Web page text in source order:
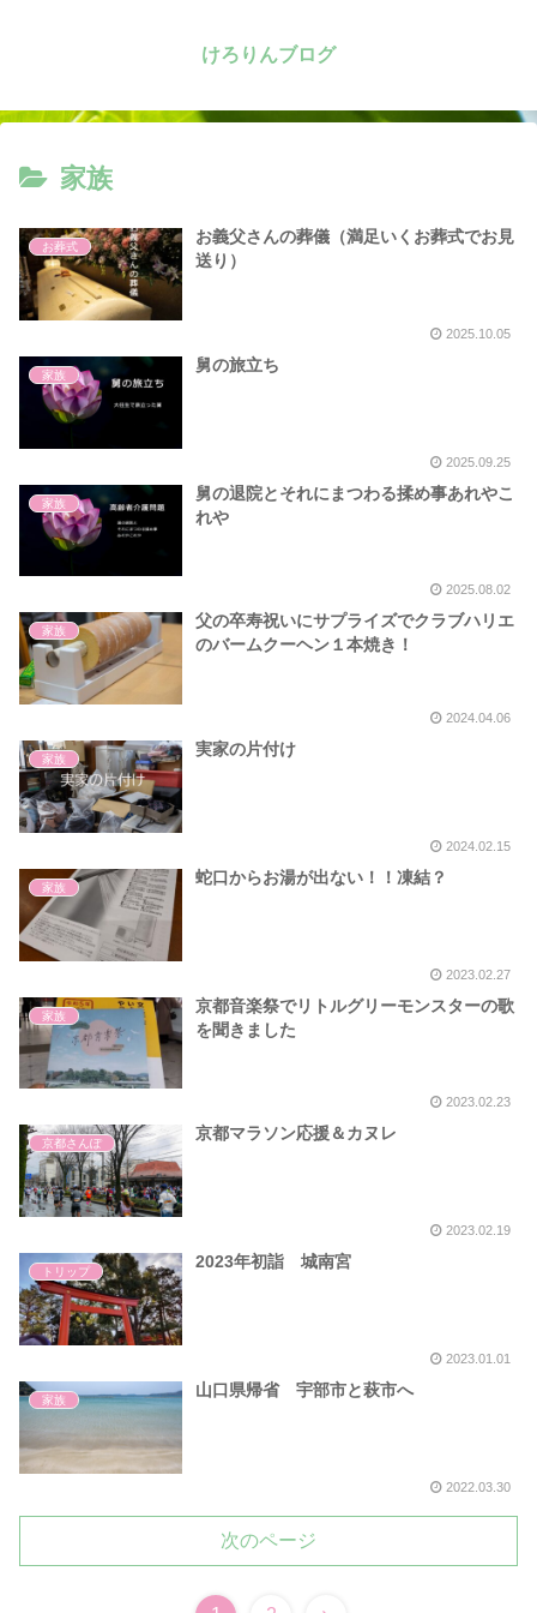
けろりんブログ
家族
お葬式
お義父さんの葬儀（満足いくお葬式でお見
送り）
2025.10.05
家族
舅の旅立ち
2025.09.25
家族
舅の退院とそれにまつわる揉め事あれやこ
れや
2025.08.02
家族
父の卒寿祝いにサプライズでクラブハリエ
のバームクーヘン１本焼き！
2024.04.06
家族
実家の片付け
2024.02.15
家族
蛇口からお湯が出ない！！凍結？
2023.02.27
家族
京都音楽祭でリトルグリーモンスターの歌
を聞きました
2023.02.23
京都さんぽ
京都マラソン応援＆カヌレ
2023.02.19
トリップ
2023年初詣 城南宮
2023.01.01
家族
山口県帰省 宇部市と萩市へ
2022.03.30
次のページ